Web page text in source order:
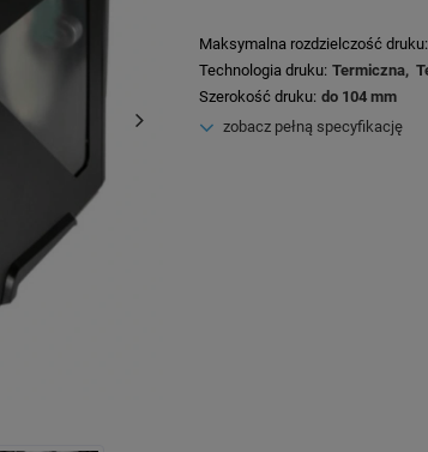
Maksymalna rozdzielczość druku
Technologia druku Termiczna
Szerokość druku do 104 mm
zobacz pełną specyfikację